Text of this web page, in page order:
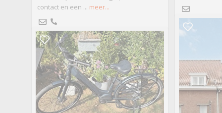
contact en een ... meer...